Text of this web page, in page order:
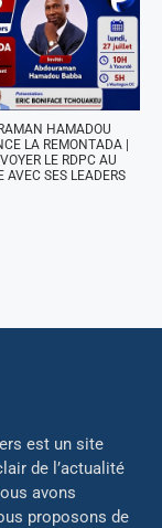
HAMADOU
LA REMONTADA |
LE RDPC AU
AVEC SES LEADERS
est un site
de l’actualité
avons
proposons de